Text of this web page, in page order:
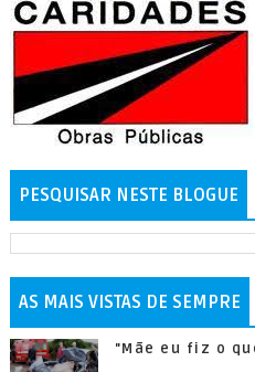
PESQUISAR NESTE BLOGUE
AS MAIS VISTAS DE SEMPRE
"Mãe eu fiz o